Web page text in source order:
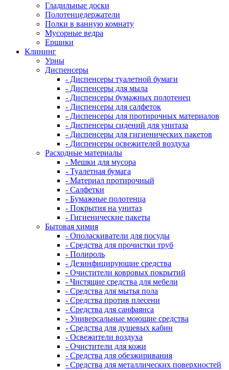
Гладильные доски
Полотенцедержатели
Полки в ванную комнату
Мусорные ведра
Ершики
Клининг
Урны
Диспенсеры
- Диспенсеры туалетной бумаги
- Диспенсеры для мыла
- Диспенсеры бумажных полотенец
- Диспенсеры для салфеток
- Диспенсеры для протирочных материалов
- Диспенсеры сидений для унитаза
- Диспенсеры для гигиенических пакетов
- Диспенсеры освежителей воздуха
Расходные материалы
- Мешки для мусора
- Туалетная бумага
- Материал протирочный
- Салфетки
- Бумажные полотенца
- Покрытия на унитаз
- Гигиенические пакеты
Бытовая химия
- Ополаскиватели для посуды
- Средства для прочистки труб
- Полироль
- Дезинфицирующие средства
- Очистители ковровых покрытий
- Чистящие средства для мебели
- Средства для мытья пола
- Средства против плесени
- Средства для санфаянса
- Универсальные моющие средства
- Средства для душевых кабин
- Освежители воздуха
- Очистители для кожи
- Средства для обезжиривания
- Средства для металлических поверхностей